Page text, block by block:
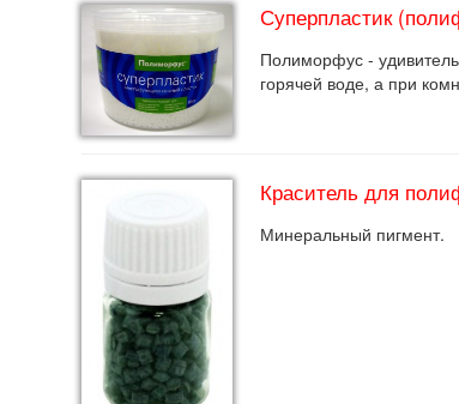
Суперпластик
Полиморфус -
горячей воде, а при
Краситель для
Минеральный пигмент.